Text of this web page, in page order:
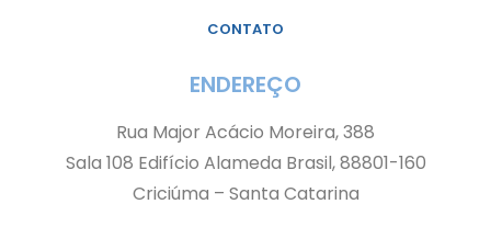
CONTATO
ENDEREÇO
Rua Major Acácio Moreira, 388
Sala 108 Edifício Alameda Brasil, 88801-160
Criciúma – Santa Catarina